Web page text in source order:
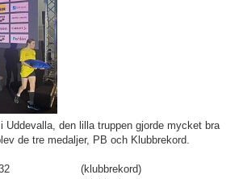
Uddevalla, den lilla truppen gjorde mycket bra
de tre medaljer, PB och Klubbrekord.
(klubbrekord)